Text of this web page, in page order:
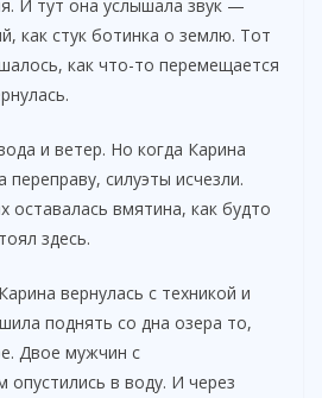
И тут она услышала звук —
как стук ботинка о землю. Тот
как что-то перемещается
и ветер. Но когда Карина
силуэты исчезли.
оставалась вмятина, как будто
здесь.
вернулась с техникой и
поднять со дна озера то,
Двое мужчин с
опустились в воду. И через